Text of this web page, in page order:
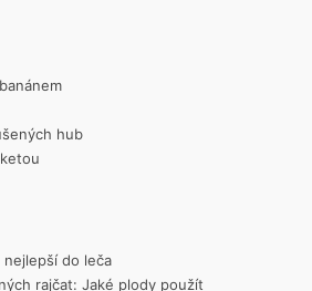
hub
do leča
rajčat: Jaké plody použít